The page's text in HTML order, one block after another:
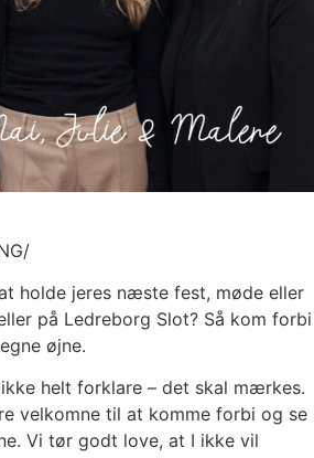
holde jeres næste fest, møde eller
på Ledreborg Slot? Så kom forbi
øjne.
helt forklare – det skal mærkes.
velkomne til at komme forbi og se
Vi tør godt love, at I ikke vil